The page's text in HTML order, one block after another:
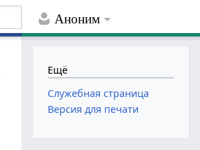
Аноним
Ещё
Служебная страница
Версия для печати